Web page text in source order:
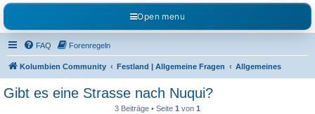
Open menu
FAQ Forenregeln
Kolumbien Community Festland | Allgemeine Fragen Allgemeines
Gibt es eine Strasse nach Nuqui?
3 Beiträge • Seite 1 von 1